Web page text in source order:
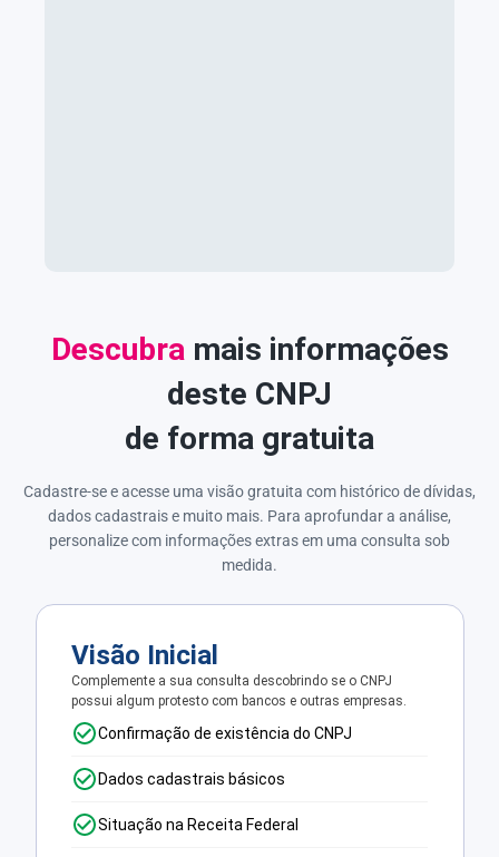
Descubra mais informações
deste CNPJ
de forma gratuita
Cadastre-se e acesse uma visão gratuita com histórico de dívidas,
dados cadastrais e muito mais. Para aprofundar a análise,
personalize com informações extras em uma consulta sob
medida.
Visão Inicial
Complemente a sua consulta descobrindo se o CNPJ
possui algum protesto com bancos e outras empresas.
Confirmação de existência do CNPJ
Dados cadastrais básicos
Situação na Receita Federal